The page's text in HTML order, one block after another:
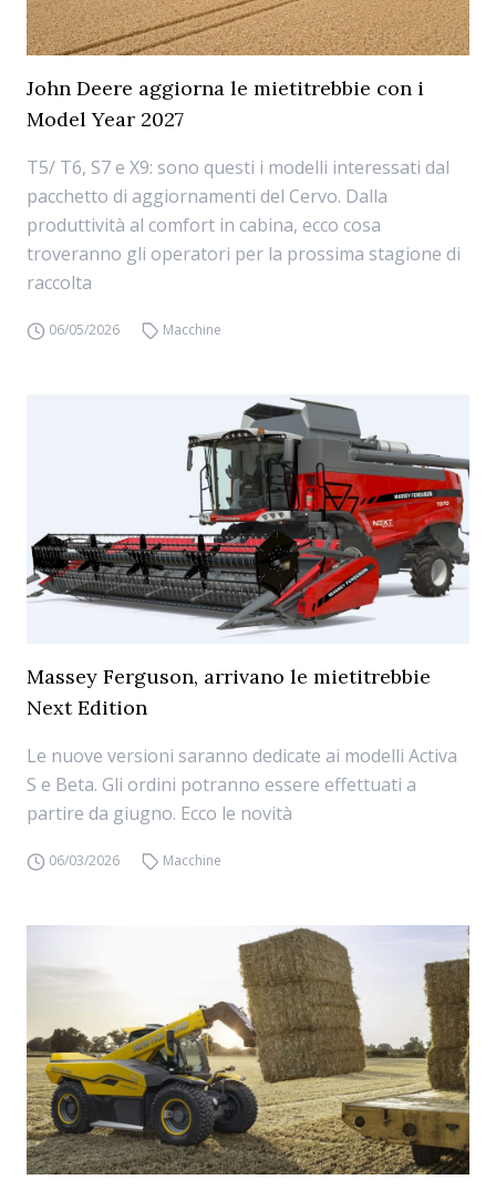
John Deere aggiorna le mietitrebbie con i
Model Year 2027
T5/ T6, S7 e X9: sono questi i modelli interessati dal
pacchetto di aggiornamenti del Cervo. Dalla
produttività al comfort in cabina, ecco cosa
troveranno gli operatori per la prossima stagione di
raccolta
06/05/2026 Macchine
Massey Ferguson, arrivano le mietitrebbie
Next Edition
Le nuove versioni saranno dedicate ai modelli Activa
S e Beta. Gli ordini potranno essere effettuati a
partire da giugno. Ecco le novità
06/03/2026 Macchine